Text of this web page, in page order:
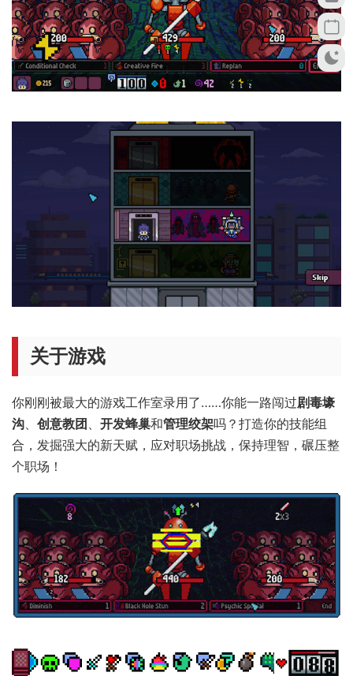
关于游戏
你刚刚被最大的游戏工作室录用了……你能一路闯过剧毒壕
沟
创意教团 开发蜂巢和管理绞架吗？打造你的技能组
合，发掘强大的新天赋，应对职场挑战，保持理智，碾压整
个职场！